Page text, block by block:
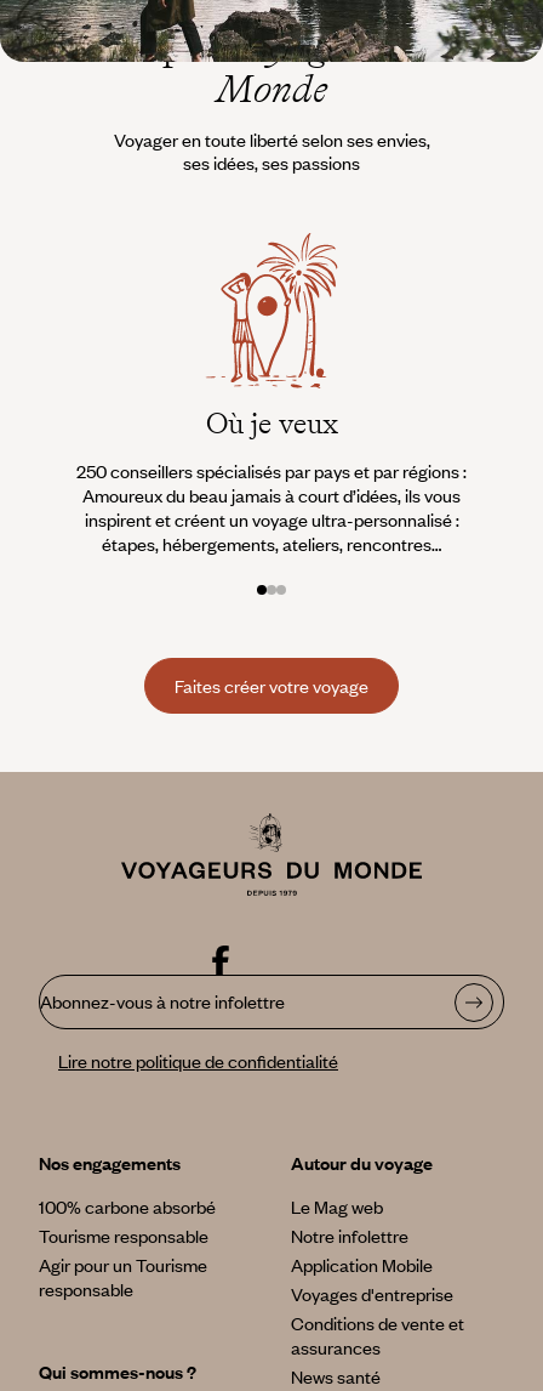
L’espritVoyageurs du
Monde
Voyager en toute liberté selon ses envies,
ses idées, ses passions
Où je veux
250 conseillers spécialisés par pays et par régions :
Amoureux du beau jamais à court d’idées, ils vous
inspirent et créent un voyage ultra-personnalisé :
étapes, hébergements, ateliers, rencontres…
Faites créer votre voyage
Abonnez-vous à notre infolettre
Lire notre politique de confidentialité
Nos engagements
100% carbone absorbé
Tourisme responsable
Agir pour un Tourisme
responsable
Qui sommes-nous ?
Autour du voyage
Le Mag web
Notre infolettre
Application Mobile
Voyages d'entreprise
Conditions de vente et
assurances
News santé